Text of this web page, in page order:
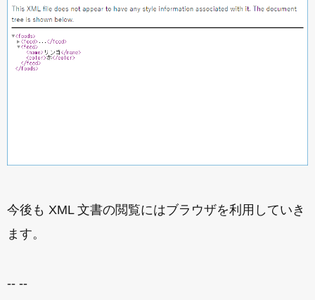
今後も XML 文書の閲覧にはブラウザを利用していき
ます。
-- --